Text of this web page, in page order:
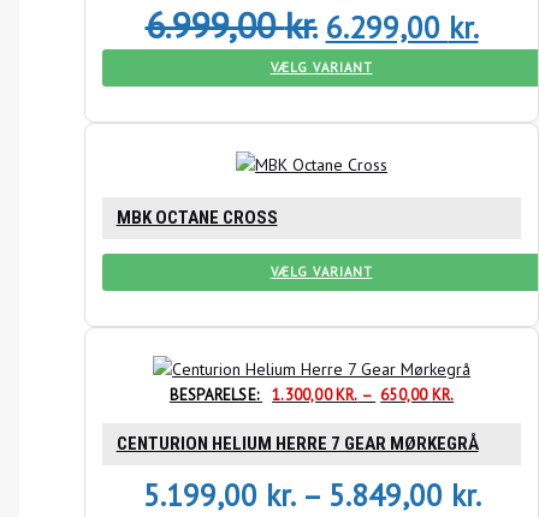
6.999,00kr. 6.299,00 kr.
VÆLG VARIANT
MBK OCTANE CROSS
VÆLG VARIANT
BESPARELSE: 1.300,00KR. – 650,00 KR.
CENTURION HELIUM HERRE 7 GEAR MØRKEGRÅ
5.199,00 kr. – 5.849,00 kr.